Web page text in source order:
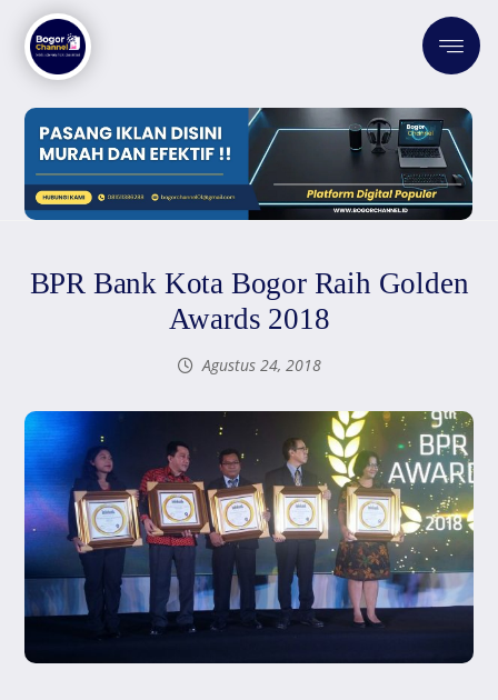
BPR Bank Kota Bogor Raih Golden
Awards 2018
Agustus 24, 2018